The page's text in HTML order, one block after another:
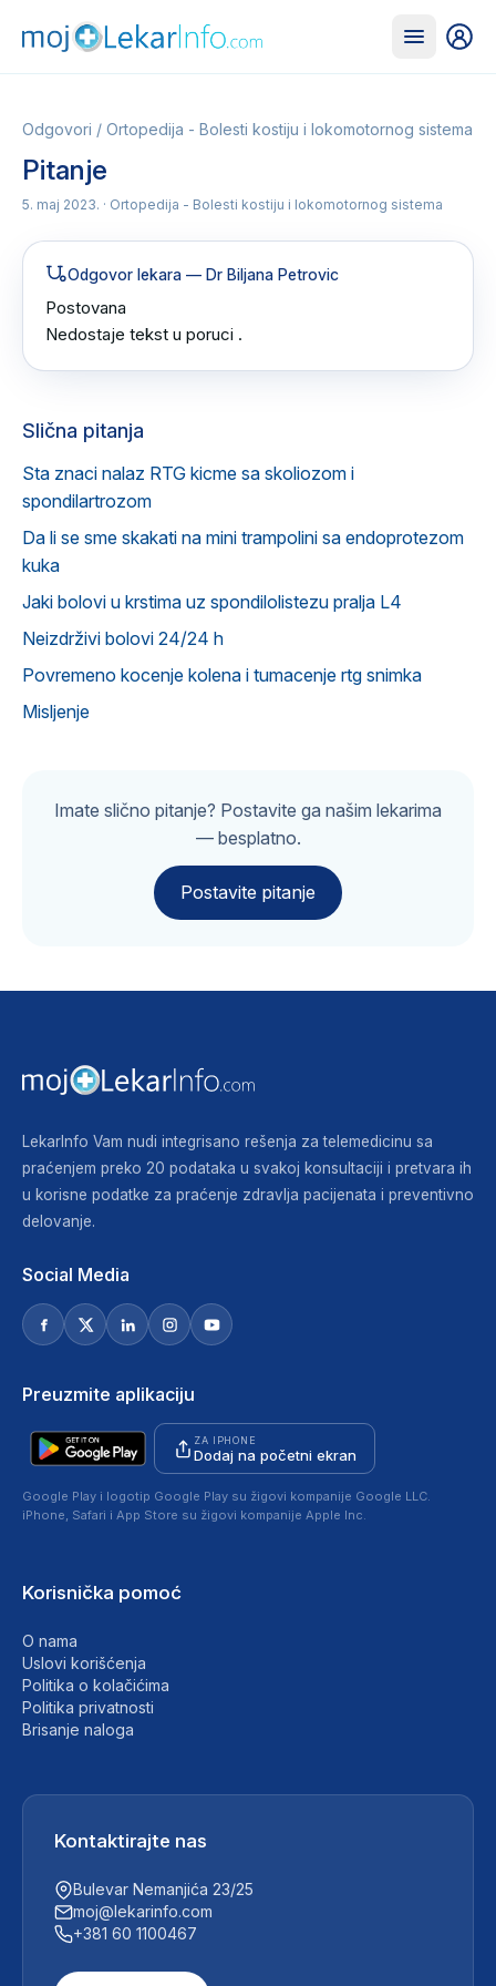
Odgovori / Ortopedija - Bolesti kostiju i lokomotornog sistema
Pitanje
5. maj 2023. · Ortopedija - Bolesti kostiju i lokomotornog sistema
Odgovor lekara — Dr Biljana Petrovic
Postovana
Nedostaje tekst u poruci .
Slična pitanja
Sta znaci nalaz RTG kicme sa skoliozom i
spondilartrozom
Da li se sme skakati na mini trampolini sa endoprotezom
kuka
Jaki bolovi u krstima uz spondilolistezu pralja L4
Neizdrživi bolovi 24/24 h
Povremeno kocenje kolena i tumacenje rtg snimka
Misljenje
Imate slično pitanje? Postavite ga našim lekarima
— besplatno.
Postavite pitanje
LekarInfo Vam nudi integrisano rešenja za telemedicinu sa
praćenjem preko 20 podataka u svakoj konsultaciji i pretvara ih
u korisne podatke za praćenje zdravlja pacijenata i preventivno
delovanje.
Social Media
Preuzmite aplikaciju
ZA IPHONE
Dodaj na početni ekran
Google Play i logotip Google Play su žigovi kompanije Google LLC.
iPhone, Safari i App Store su žigovi kompanije Apple Inc.
Korisnička pomoć
O nama
Uslovi korišćenja
Politika o kolačićima
Politika privatnosti
Brisanje naloga
Kontaktirajte nas
Bulevar Nemanjića 23/25
moj@lekarinfo.com
+381 60 1100467